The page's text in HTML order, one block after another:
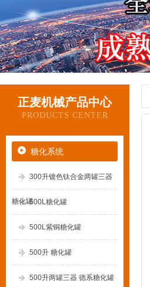
正麦机械产品中心
PRODUCTS CENTER
糖化系统
300升镀色钛合金两罐三器
糖化罐500L糖化罐
500L紫铜糖化罐
500升 糖化罐
500升两罐三器 德系糖化罐